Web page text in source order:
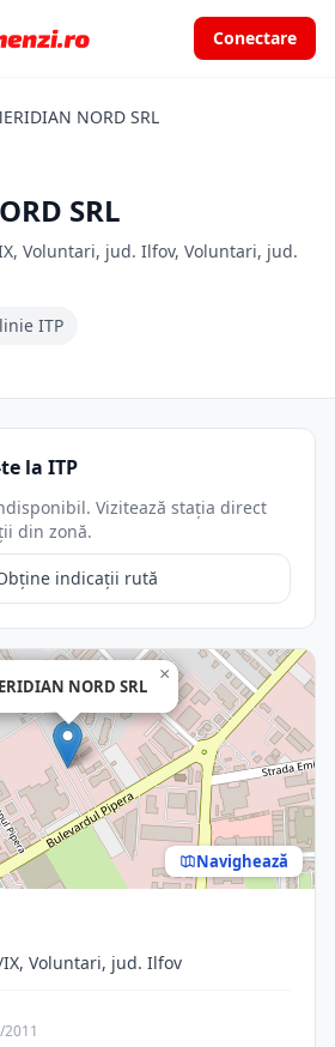
Conectare
NORD SRL
SRL
IX, Voluntari, jud. Ilfov, Voluntari, jud.
ITP
la ITP
Vizitează stația direct
din zonă.
indicații rută
NORD SRL
×
Navighează
IX, Voluntari, jud. Ilfov
2011